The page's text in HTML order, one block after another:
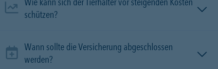
schützen?
Wann sollte die Versicherung abgeschlossen
werden?